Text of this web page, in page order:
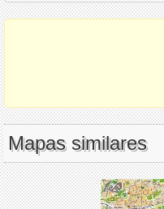
Mapas similares